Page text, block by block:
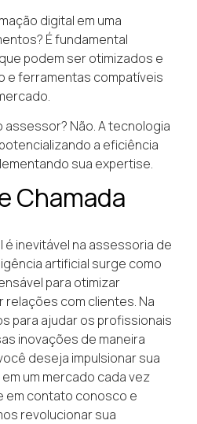
digital em uma
É fundamental
podem ser otimizados e
e ferramentas compatíveis
assessor? Não. A tecnologia
a eficiência
sua expertise.
Chamada
inevitável na assessoria de
artificial surge como
para otimizar
com clientes. Na
para ajudar os profissionais
inovações de maneira
deseja impulsionar sua
um mercado cada vez
em contato conosco e
revolucionar sua